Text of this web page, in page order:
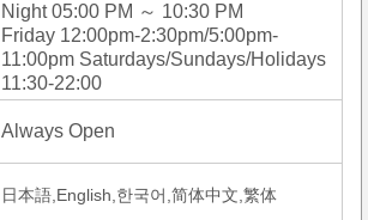
Night 05:00 PM ～ 10:30 PM
Friday 12:00pm-2:30pm/5:00pm-
11:00pm Saturdays/Sundays/Holidays
11:30-22:00
Always Open
日本語,English,한국어,简体中文,繁体